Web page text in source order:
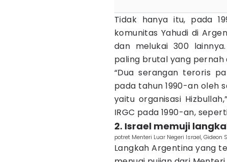
Tidak hanya itu, pada
komunitas Yahudi di
dan melukai 300
paling brutal yang pernah
“Dua serangan teroris
pada tahun 1990-an oleh
yaitu organisasi
IRGC pada 1990-an,
2. Israel memuji
potret Menteri Luar Negeri Israel,
Langkah Argentina yang